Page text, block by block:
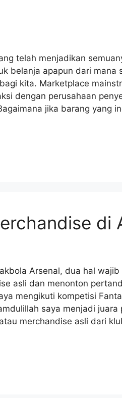
telah menjadikan
belanja apapun dari mana
kita. Marketplace
dengan perusahaan
jika barang yang
di
Arsenal, dua hal
asli dan menonton
mengikuti kompetisi
saya menjadi juara
merchandise asli dari